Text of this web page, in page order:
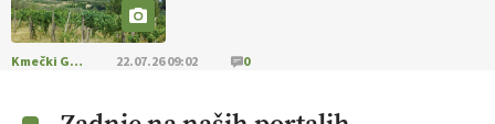
Kmečki Glas 22.07.26 09:02 0